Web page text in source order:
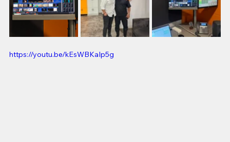
https://youtu.be/kEsWBKaIp5g